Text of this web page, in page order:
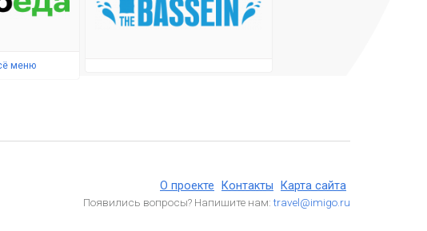
меню
О проекте Контакты Карта сайта
Появились вопросы? Напишите нам:travel@imigo.ru